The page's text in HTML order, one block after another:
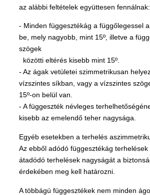
az alábbi feltételek együttesen fennálnak:
- Minden függesztékág a függőlegessel
be, mely nagyobb, mint 15º, illetve a
szögek
közötti eltérés kisebb mint 15º.
- Az ágak vetületei szimmetrikusan
vízszintes síkban, vagy a vízszintes
15º-on belül van.
- A függeszték névleges
kisebb az emelendő teher nagysága.
Egyéb esetekben a terhelés
Az ebből adódó függesztékág
átadódó terhelések nagyságát a
érdekében meg kell határozni.
A többágú függesztékek nem minden